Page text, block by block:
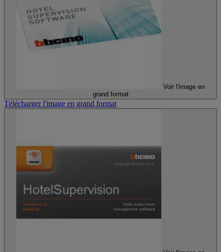
Voir l'image en
grand format
Télécharger l'image en grand format